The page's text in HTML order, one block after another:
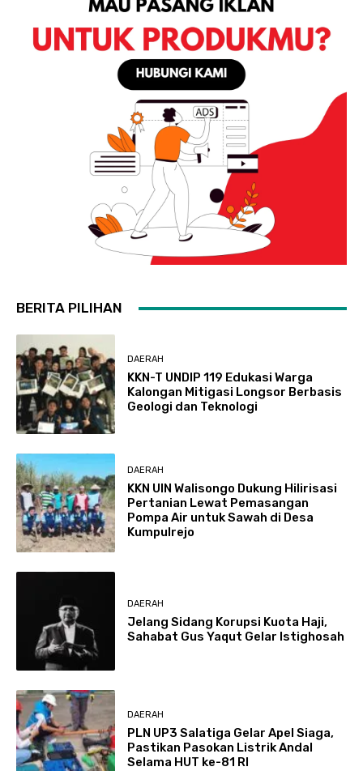
BERITA PILIHAN
DAERAH
KKN-T UNDIP 119 Edukasi Warga
Kalongan Mitigasi Longsor Berbasis
Geologi dan Teknologi
DAERAH
KKN UIN Walisongo Dukung Hilirisasi
Pertanian Lewat Pemasangan
Pompa Air untuk Sawah di Desa
Kumpulrejo
DAERAH
Jelang Sidang Korupsi Kuota Haji,
Sahabat Gus Yaqut Gelar Istighosah
DAERAH
PLN UP3 Salatiga Gelar Apel Siaga,
Pastikan Pasokan Listrik Andal
Selama HUT ke-81 RI